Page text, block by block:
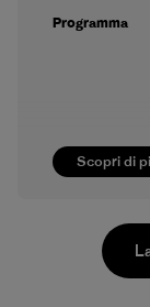
Scopri di
Programma